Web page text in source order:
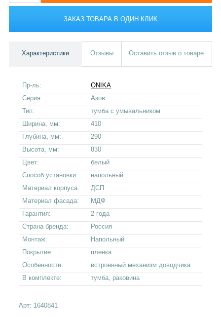
ЗАКАЗ ТОВАРА В ОДИН КЛИК
Характеристики Отзывы Оставить отзыв о товаре
Пр-ль:
ONIKA
Серия:
Азов
Тип:
тумба с умывальником
Ширина, мм:
410
Глубина, мм:
290
Высота, мм:
830
Цвет:
белый
Способ установки:
напольный
Материал корпуса:
ДСП
Материал фасада:
МДФ
Гарантия:
2 года
Страна бренда:
Россия
Монтаж:
Напольный
Покрытие:
пленка
Особенности:
встроенный механизм доводчика
В комплекте:
тумба, раковина
Арт: 1640841